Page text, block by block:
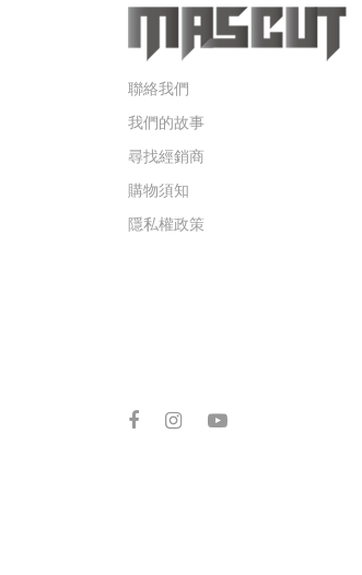
聯絡我們
我們的故事
尋找經銷商
購物須知
隱私權政策